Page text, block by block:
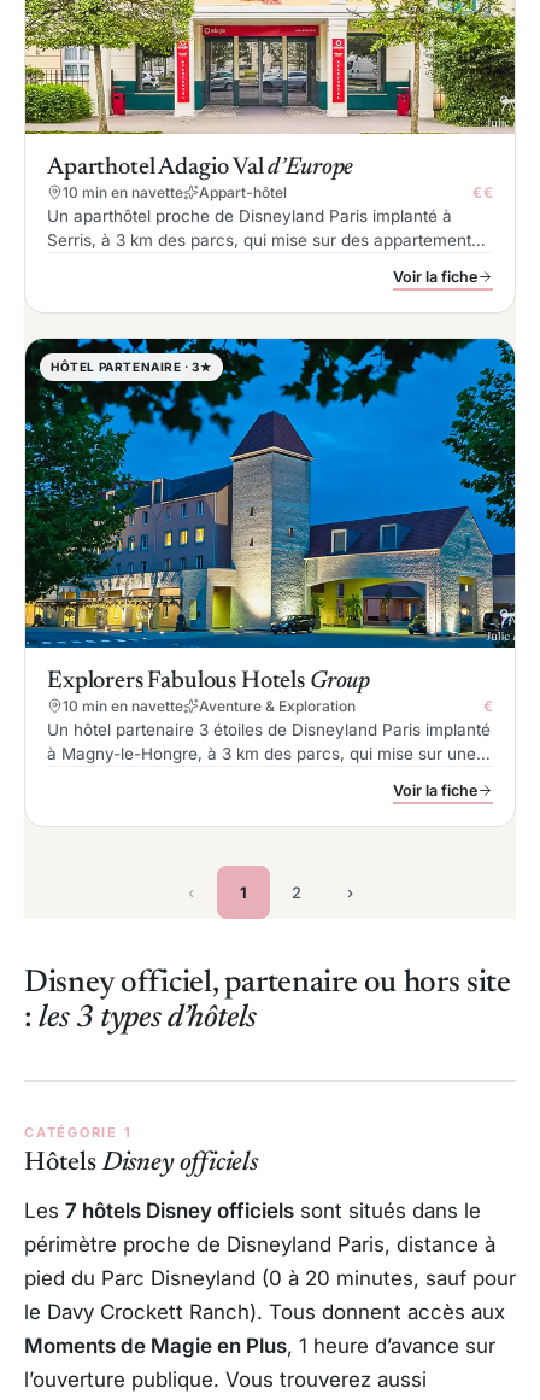
Aparthotel Adagio Vald’Europe
10 min en navette Appart-hôtel €€
Un aparthôtel proche de Disneyland Paris implanté à
Serris, à 3 km des parcs, qui mise sur des appartements
personnes, avec piscine couverte chauffée et navette
gratuite.
Voir la fiche
HÔTEL PARTENAIRE · 3★
Explorers Fabulous Hotels Group
10 min en navette Aventure & Exploration €
Un hôtel partenaire 3 étoiles de Disneyland Paris implanté
à Magny-le-Hongre, à 3 km des parcs, qui mise sur une
intérieur, chambres familiales jusqu’à 10 personnes et
navette gratuite.
Voir la fiche
‹ 1 2 ›
Disney officiel, partenaire ou hors site
:les 3 types d’hôtels
CATÉGORIE 1
HôtelsDisney officiels
Les 7 hôtels Disney officiels sont situés dans le
périmètre proche de Disneyland Paris, distance à
pied du Parc Disneyland (0 à 20 minutes, sauf pour
le Davy Crockett Ranch). Tous donnent accès aux
Moments de Magie en Plus, 1 heure d’avance sur
l’ouverture publique. Vous trouverez aussi